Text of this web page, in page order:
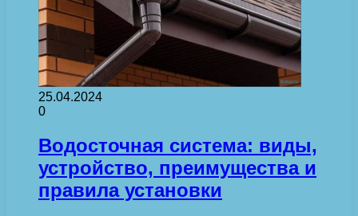
25.04.2024
0
Водосточная система: виды,
устройство, преимущества и
правила установки